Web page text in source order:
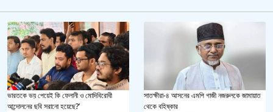
ভারতকে ভয় পেয়েই কি ফেলানী ও মোদিবিরোধী
আন্দোলনের ছবি সরানো হয়েছে?’
সাতক্ষীরা-৪ আসনের এমপি গাজী নজরুলকে জামায়াত
থেকে বহিষ্কার